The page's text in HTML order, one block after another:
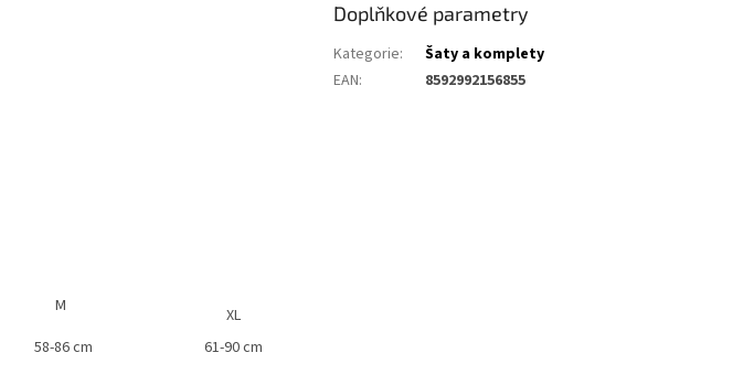
M
XL
58-86 cm
61-90 cm
Doplňkové parametry
Kategorie:
Šaty a komplety
EAN: 8592992156855